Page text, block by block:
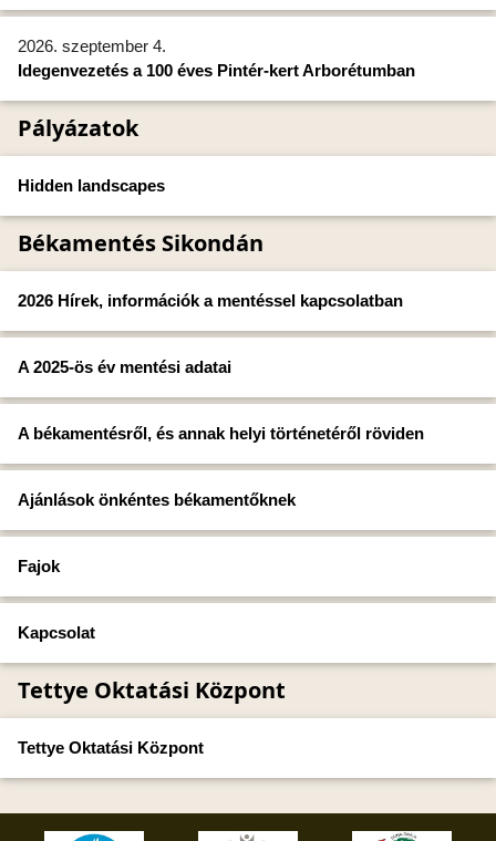
2026. szeptember 4.
Idegenvezetés a 100 éves Pintér-kert Arborétumban
Pályázatok
Hidden landscapes
Békamentés Sikondán
2026 Hírek, információk a mentéssel kapcsolatban
A 2025-ös év mentési adatai
A békamentésről, és annak helyi történetéről röviden
Ajánlások önkéntes békamentőknek
Fajok
Kapcsolat
Tettye Oktatási Központ
Tettye Oktatási Központ